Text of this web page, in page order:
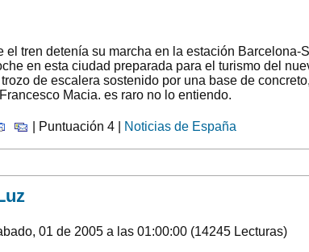
el tren detenía su marcha en la estación
en esta ciudad preparada para el turismo del
de escalera sostenido por una base de
Macia. es raro no lo entiendo.
| Puntuación 4 | Noticias de España
01 de 2005 a las 01:00:00 (14245 Lecturas)